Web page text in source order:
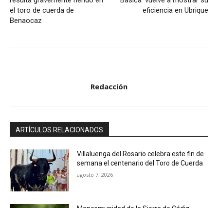
d
el toro de cuerda de
Benaocaz
eficiencia en Ubrique
Redacción
ARTÍCULOS RELACIONADOS
Villaluenga del Rosario celebra este fin de
semana el centenario del Toro de Cuerda
agosto 7, 2026